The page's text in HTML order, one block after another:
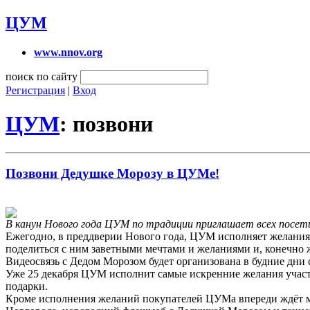
ЦУМ
www.nnov.org
поиск по сайту
Регистрация | Вход
ЦУМ: позвони
Позвони Дедушке Морозу в ЦУМе!
В канун Нового года ЦУМ по традиции приглашает всех
Ежегодно, в преддверии Нового года, ЦУМ исполняет
поделиться с ним заветными мечтами и желаниями и,
Видеосвязь с Дедом Морозом будет организована в будние
Уже 25 декабря ЦУМ исполнит самые искренние желания
подарки.
Кроме исполнения желаний покупателей ЦУМа впереди ждёт